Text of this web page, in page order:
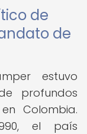
de
de
estuvo
profundos
Colombia.
el país